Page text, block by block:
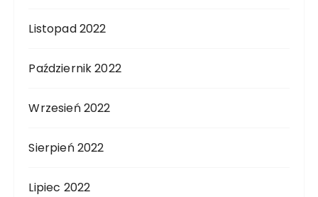
Listopad 2022
Październik 2022
Wrzesień 2022
Sierpień 2022
Lipiec 2022